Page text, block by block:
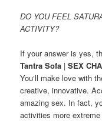
DO YOU FEEL
ACTIVITY?
If your answer is yes,
TantraSofa |SEX
You‘ll make love with
creative,innovative.
amazing sex. In fact,
activities more extreme